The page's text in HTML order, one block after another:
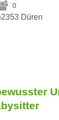
0
Düren